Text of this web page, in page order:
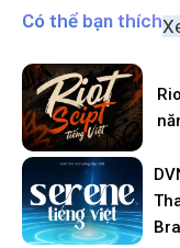
Có thể bạn thích